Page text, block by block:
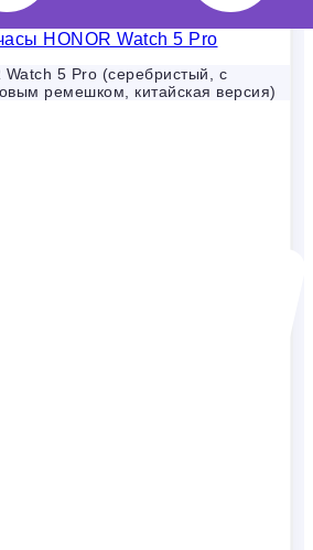
5 Pro (серебристый, с
ремешком, китайская версия)